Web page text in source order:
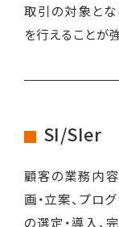
取引の対象と
を行えることが
SI/SIer
顧客の業務内
画・立案、プロ
の選定・導入、